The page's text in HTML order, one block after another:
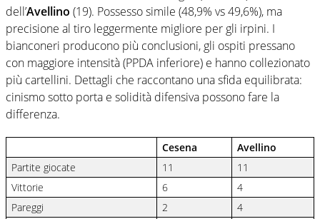
dell’Avellino (19). Possesso simile (48,9% vs 49,6%), ma
precisione al tiro leggermente migliore per gli irpini. I
bianconeri producono più conclusioni, gli ospiti pressano
con maggiore intensità (PPDA inferiore) e hanno collezionato
più cartellini. Dettagli che raccontano una sfida equilibrata:
cinismo sotto porta e solidità difensiva possono fare la
differenza.
Cesena
Avellino
Partite giocate
11
11
Vittorie
6
4
Pareggi
2
4